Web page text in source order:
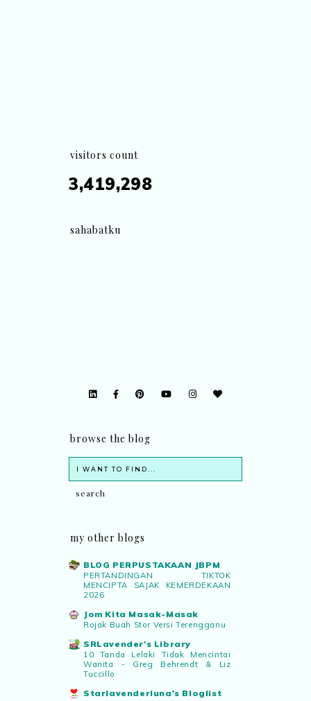
visitors count
3,419,298
sahabatku
browse the blog
my other blogs
BLOG PERPUSTAKAAN JBPM
PERTANDINGAN TIKTOK
MENCIPTA SAJAK KEMERDEKAAN
2026
Jom Kita Masak-Masak
Rojak Buah Stor Versi Terengganu
SRLavender's Library
10 Tanda Lelaki Tidak Mencintai
Wanita - Greg Behrendt & Liz
Tuccillo
Starlavenderluna's Bloglist